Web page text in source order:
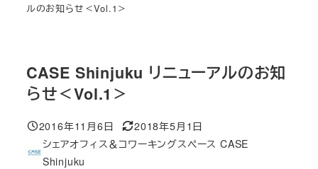
ルのお知らせ＜Vol.1＞
CASE Shinjuku リニューアルのお知
らせ＜Vol.1＞
投稿日
2016年11月6日
更
新
2018年5月1日
著
シェアオフィス＆コワーキングスペース CASE
Shinjuku